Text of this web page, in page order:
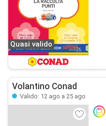
Quasi valido
Volantino Conad
Valido: 12 ago a 25 ago